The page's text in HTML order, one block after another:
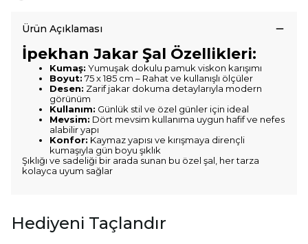
Ürün Açıklaması
İpekhan Jakar Şal Özellikleri:
Kumaş: Yumuşak dokulu pamuk viskon karışımı
Boyut: 75 x 185 cm – Rahat ve kullanışlı ölçüler
Desen: Zarif jakar dokuma detaylarıyla modern
görünüm
Kullanım: Günlük stil ve özel günler için ideal
Mevsim: Dört mevsim kullanıma uygun hafif ve nefes
alabilir yapı
Konfor: Kaymaz yapısı ve kırışmaya dirençli
kumaşıyla gün boyu şıklık
Şıklığı ve sadeliği bir arada sunan bu özel şal, her tarza
kolayca uyum sağlar
Hediyeni Taçlandır